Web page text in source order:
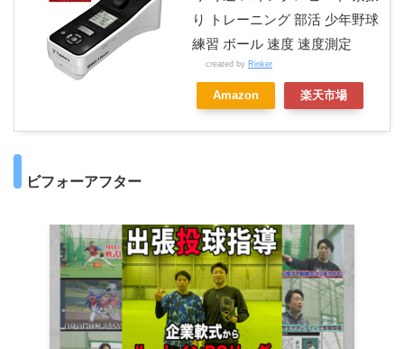
り トレーニング 部活 少年野球
練習 ボール 速度 速度測定
created by Rinker
Amazon 楽天市場
ビフォーアフター